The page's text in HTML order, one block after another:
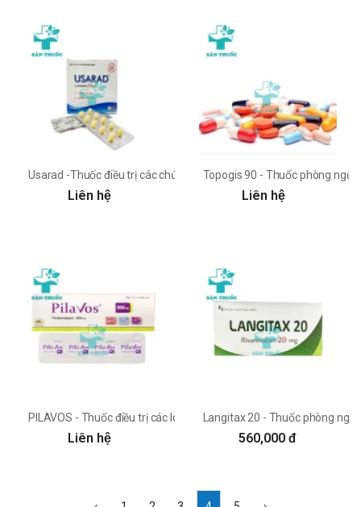
Usarad -Thuốc điều trị các chứng dị ứng của Phong Phú
Liên hệ
Topogis 90 - Thuốc phòng
Liên hệ
PILAVOS - Thuốc điều trị các loại giun, ấu trùng của Phong Phú
Liên hệ
Langitax 20 - Thuốc phòng
560,000 đ